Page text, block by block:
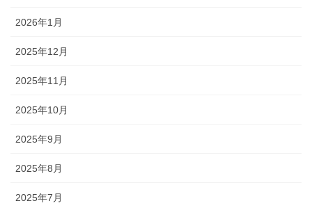
2026年1月
2025年12月
2025年11月
2025年10月
2025年9月
2025年8月
2025年7月